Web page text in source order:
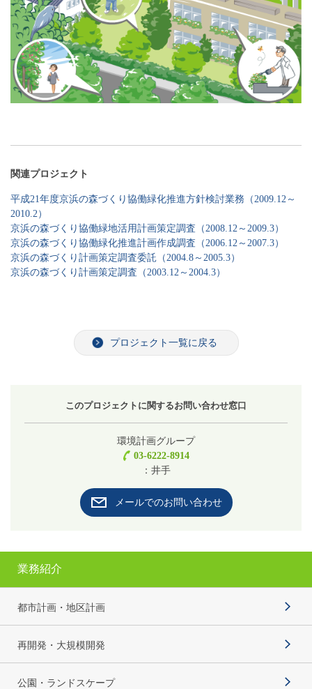
関連プロジェクト
平成21年度京浜の森づくり協働緑化推進方針検討業務（2009.12～
2010.2）
京浜の森づくり協働緑地活用計画策定調査（2008.12～2009.3）
京浜の森づくり協働緑化推進計画作成調査（2006.12～2007.3）
京浜の森づくり計画策定調査委託（2004.8～2005.3）
京浜の森づくり計画策定調査（2003.12～2004.3）
プロジェクト一覧に戻る
このプロジェクトに関するお問い合わせ窓口
環境計画グループ
03-6222-8914
：井手
メールでのお問い合わせ
業務紹介
都市計画・地区計画
再開発・大規模開発
公園・ランドスケープ